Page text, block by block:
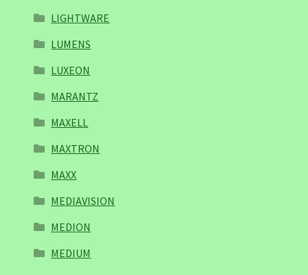
LIGHTWARE
LUMENS
LUXEON
MARANTZ
MAXELL
MAXTRON
MAXX
MEDIAVISION
MEDION
MEDIUM